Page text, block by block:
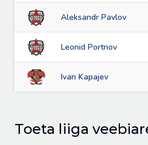
Aleksandr Pavlov
Leonid Portnov
Ivan Kapajev
Toeta liiga